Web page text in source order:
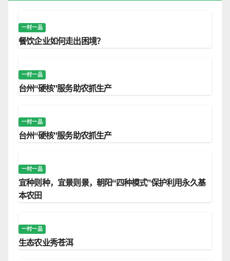
一村一品
餐饮企业如何走出困境？
一村一品
台州“硬核”服务助农抓生产
一村一品
台州“硬核”服务助农抓生产
一村一品
宜种则种，宜景则景，朝阳“四种模式”保护利用永久基
本农田
一村一品
生态农业秀苍洱